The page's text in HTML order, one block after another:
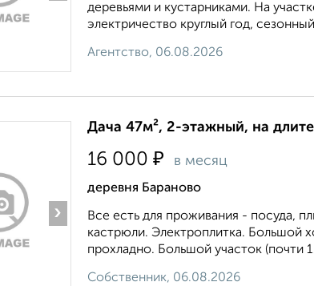
деревьями и кустарниками. На
электричество круглый год,
Агентство, 06.08.2026
›
Дача 47м², 2-этажный, на
16 000 ₽ в месяц
деревня Бараново
Все есть для проживания - посуда,
кастрюли. Электроплитка. Большой
прохладно. Большой участок (почти
Собственник, 06.08.2026